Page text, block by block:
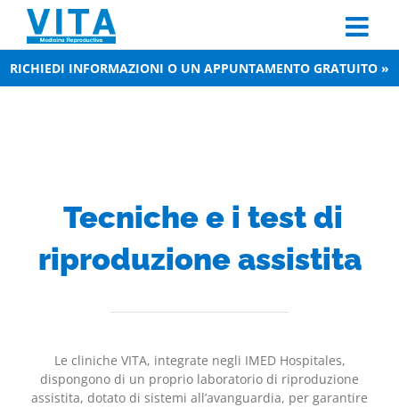
content
RICHIEDI INFORMAZIONI O UN APPUNTAMENTO GRATUITO »
Tecniche e i test di
riproduzione assistita
Le cliniche VITA, integrate negli IMED Hospitales,
dispongono di un proprio laboratorio di riproduzione
assistita, dotato di sistemi all’avanguardia, per garantire